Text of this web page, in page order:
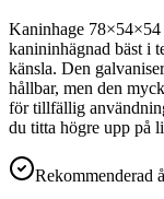
Kaninhage
kanininhägnad bäst i
känsla. Den
hållbar, men den
för tillfällig
du titta högre upp på
Rekommenderad